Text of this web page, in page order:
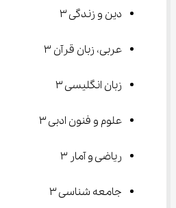
دین و زندگی ۳
عربی، زبان قرآن ۳
زبان انگلیسی ۳
علوم و فنون ادبی ۳
ریاضی و آمار ۳
جامعه شناسی ۳